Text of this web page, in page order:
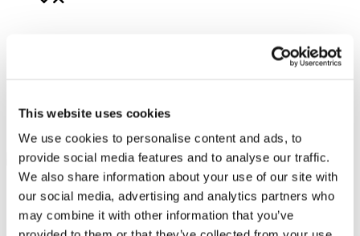
This website uses cookies
We use cookies to personalise content and ads, to
provide social media features and to analyse our traffic.
We also share information about your use of our site with
our social media, advertising and analytics partners who
may combine it with other information that you’ve